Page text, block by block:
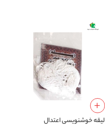
لیقه خوشنویسی اعتدال